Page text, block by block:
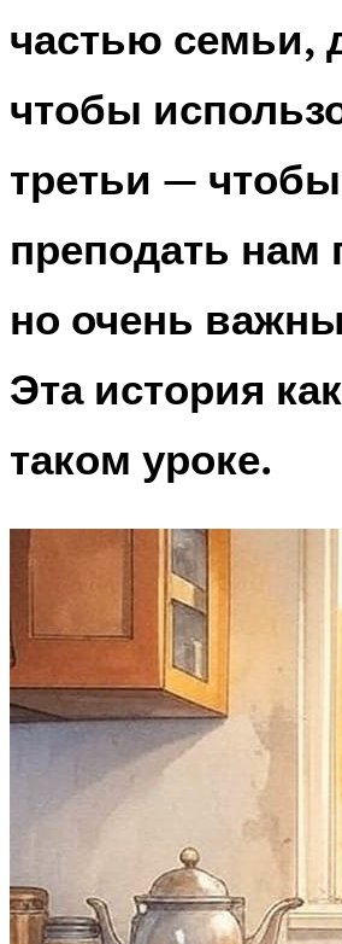
частью семьи,
чтобы
третьи — чтобы
преподать нам
но очень
Эта история
таком уроке.